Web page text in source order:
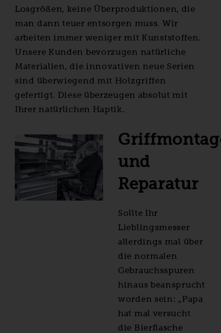
Losgrößen, keine Überproduktionen, die
man dann teuer entsorgen muss. Wir
arbeiten immer weniger mit Kunststoffen.
Unsere Kunden bevorzugen natürliche
Materialien, die innovativen neue Serien
sind überwiegend mit Holzgriffen
gefertigt. Diese überzeugen absolut mit
Ihrer natürlichen Haptik.
und
Reparatur
Sollte Ihr
Lieblingsmesser
allerdings mal über
die normalen
Gebrauchsspuren
hinaus beansprucht
worden sein: „Papa
hat mal versucht
die Bierflasche